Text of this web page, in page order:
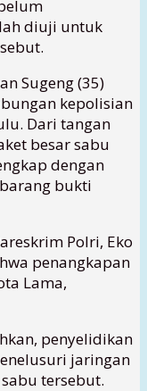
diuji untuk
Sugeng (35)
kepolisian
Dari tangan
besar sabu
dengan
bukti
Polri, Eko
penangkapan
Lama,
penyelidikan
jaringan
tersebut.